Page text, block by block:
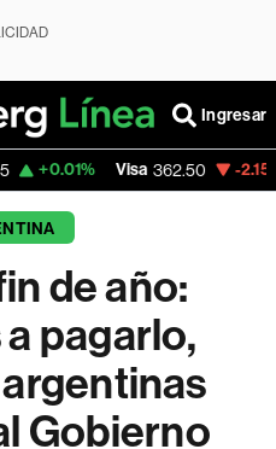
Ingresar
Visa 362.50 -2.15%
de año:
pagarlo,
Gobierno